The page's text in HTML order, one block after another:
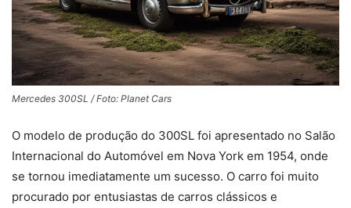
Mercedes 300SL / Foto: Planet Cars
O modelo de produção do 300SL foi apresentado no Salão
Internacional do Automóvel em Nova York em 1954, onde
se tornou imediatamente um sucesso. O carro foi muito
procurado por entusiastas de carros clássicos e